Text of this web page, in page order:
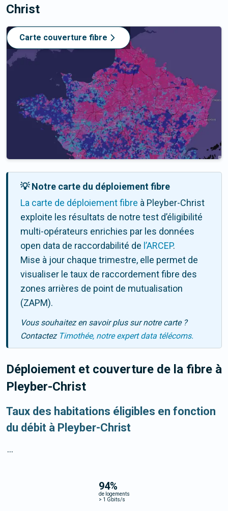
Christ
Carte couverture fibre
💡 Notre carte du déploiement fibre
La carte de déploiement fibre à Pleyber-Christ
exploite les résultats de notre test d’éligibilité
multi-opérateurs enrichies par les données
open data de raccordabilité de l’ARCEP.
Mise à jour chaque trimestre, elle permet de
visualiser le taux de raccordement fibre des
zones arrières de point de mutualisation
(ZAPM).
Vous souhaitez en savoir plus sur notre carte ?
Contactez Timothée, notre expert data télécoms.
Déploiement et couverture de la fibre à
Pleyber-Christ
Taux des habitations éligibles en fonction
du débit à Pleyber-Christ
94%
de logements
> 1 Gbits/s
...